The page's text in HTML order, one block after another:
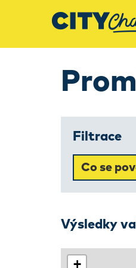
Filtrace
Co se
Výsledky
+